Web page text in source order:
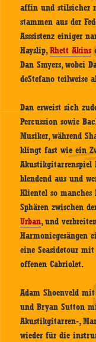
affin und stilsicher
stammen aus der
Asssistenz einiger
Hayslip,Rhett Akins
Dan Smyers, wobei
deStefano teilweise
Dan erweist sich
Percussion sowie
Musiker, während
klingt fast wie ein
Akustikgitarrenspiel
blendend aus und
Klientel so manches
Sphären zwischen
Urban, und
Harmoniegesängen
eine Seasidetour
offenen Cabriolet.
Adam Shoenveld
und Bryan Sutton
Akustikgitarren-,
wieder für die